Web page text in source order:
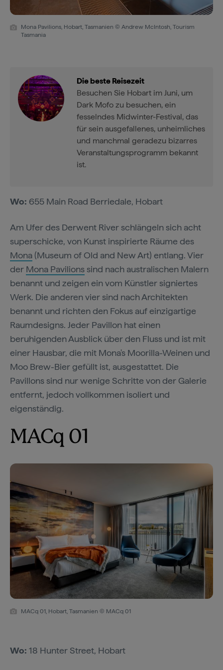
Mona Pavilions, Hobart, Tasmanien © Andrew McIntosh, Tourism
Tasmania
Die beste Reisezeit
Besuchen Sie Hobart im Juni, um
Dark Mofo zu besuchen, ein
fesselndes Midwinter-Festival, das
für sein ausgefallenes, unheimliches
und manchmal geradezu bizarres
Veranstaltungsprogramm bekannt
ist.
Wo: 655 Main Road Berriedale, Hobart
Am Ufer des Derwent River schlängeln sich acht
superschicke, von Kunst inspirierte Räume des
Mona (Museum of Old and New Art) entlang. Vier
der Mona Pavilionssind nach australischen Malern
benannt und zeigen ein vom Künstler signiertes
Werk. Die anderen vier sind nach Architekten
benannt und richten den Fokus auf einzigartige
Raumdesigns. Jeder Pavillon hat einen
beruhigenden Ausblick über den Fluss und ist mit
einer Hausbar, die mit Mona's Moorilla-Weinen und
Moo Brew-Bier gefüllt ist, ausgestattet. Die
Pavillons sind nur wenige Schritte von der Galerie
entfernt, jedoch vollkommen isoliert und
eigenständig.
MACq 01
MACq 01, Hobart, Tasmanien © MACq 01
Wo: 18 Hunter Street, Hobart